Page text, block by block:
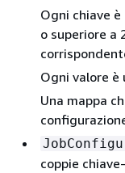
Ogni chiave
o superiore a
Ogni valore
Una mappa
coppie